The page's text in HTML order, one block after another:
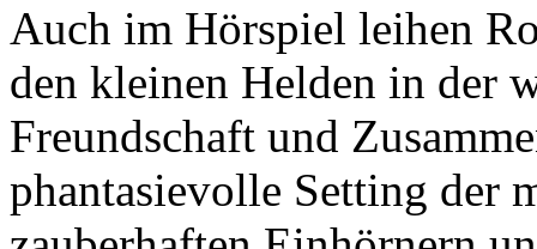
Auch im Hörspiel leihen
den kleinen Helden in der
Freundschaft und
phantasievolle Setting der